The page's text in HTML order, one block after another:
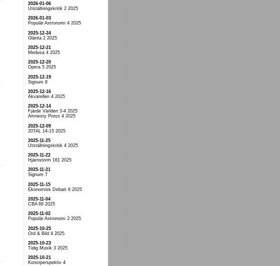
2026-01-06
Utställningskritik 2 2025
2026-01-03
Populär Astronomi 4 2025
2025-12-24
Glänta 2 2025
2025-12-21
Medusa 4 2025
2025-12-20
Opera 5 2025
2025-12-19
Signum 8
2025-12-16
Akvarellen 4 2025
2025-12-14
Fjärde Världen 3-4 2025
Amnesty Press 4 2025
2025-12-09
20TAL 14-15 2025
2025-11-25
Utställningskritik 4 2025
2025-11-22
Hjärnstorm 161 2025
2025-11-21
Signum 7
2025-11-15
Ekonomisk Debatt 6 2025
2025-11-04
CBA 69 2025
2025-11-02
Populär Astronomi 3 2025
2025-10-25
Ord & Bild 4 2025
2025-10-23
Tidig Musik 3 2025
2025-10-21
Konstperspektiv 4